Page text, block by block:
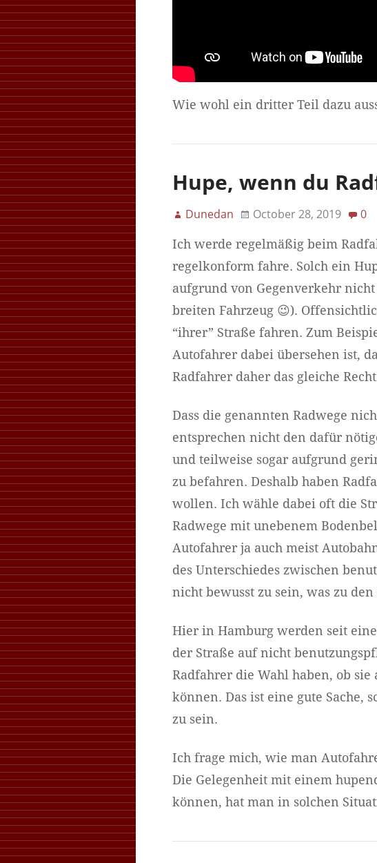
Wie wohl ein dritter Teil dazu
Hupe, wenn du
Dunedan October 28, 2019 0
Ich werde regelmäßig beim
regelkonform fahre. Solch ein
aufgrund von Gegenverkehr
breiten Fahrzeug 😉).
“ihrer” Straße fahren. Zum
Autofahrer dabei übersehen ist,
Radfahrer daher das gleiche
Dass die genannten Radwege
entsprechen nicht den dafür
und teilweise sogar aufgrund
zu befahren. Deshalb haben
wollen. Ich wähle dabei oft die
Radwege mit unebenem
Autofahrer ja auch meist
des Unterschiedes zwischen
nicht bewusst zu sein, was zu
Hier in Hamburg werden seit
der Straße auf nicht
Radfahrer die Wahl haben, ob
können. Das ist eine gute Sache,
zu sein.
Ich frage mich, wie man
Die Gelegenheit mit einem
können, hat man in solchen